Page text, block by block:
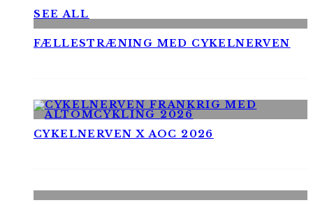
SEE ALL
FÆLLESTRÆNING MED CYKELNERVEN
CYKELNERVEN X AOC 2026